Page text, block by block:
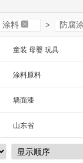
涂料 > 防腐
童装 母婴 玩具
机床 机械及行业设备
涂料原料
墙面漆
山东省
吉林省